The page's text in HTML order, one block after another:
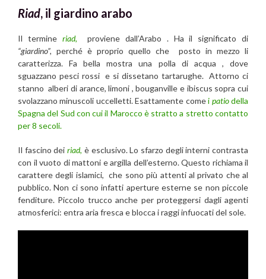
Riad, il giardino arabo
Il termine riad, proviene dall’Arabo . Ha il significato di
“giardino”, perché è proprio quello che posto in mezzo li
caratterizza. Fa bella mostra una polla di acqua , dove
sguazzano pesci rossi e si dissetano tartarughe. Attorno ci
stanno alberi di arance, limoni , bouganville e ibiscus sopra cui
svolazzano minuscoli uccelletti. Esattamente comei patiodella
Spagna del Sud con cui il Marocco è stratto a stretto contatto
per 8 secoli.
Il fascino deiriad, è esclusivo. Lo sfarzo degli interni contrasta
con il vuoto di mattoni e argilla dell’esterno. Questo richiama il
carattere degli islamici, che sono più attenti al privato che al
pubblico. Non ci sono infatti aperture esterne se non piccole
fenditure. Piccolo trucco anche per proteggersi dagli agenti
atmosferici: entra aria fresca e blocca i raggi infuocati del sole.